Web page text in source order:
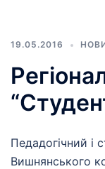
19.05.2016
Педадогічний і
Вишнянського